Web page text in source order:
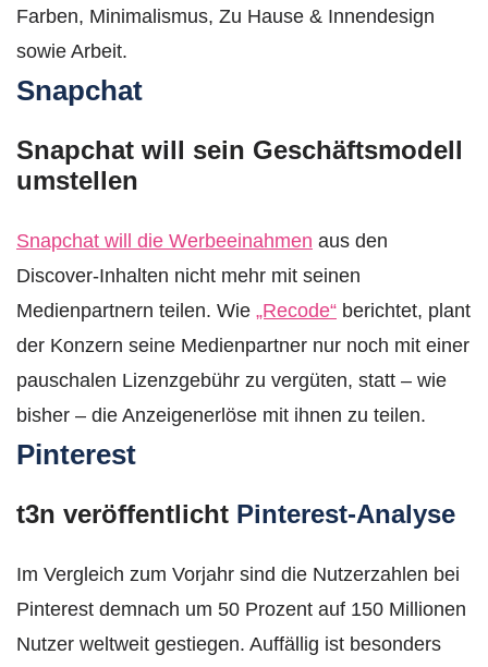
Farben, Minimalismus, Zu Hause & Innendesign
sowie Arbeit.
Snapchat
Snapchat will sein Geschäftsmodell
umstellen
Snapchat will die Werbeeinahmen aus den
Discover-Inhalten nicht mehr mit seinen
Medienpartnern teilen. Wie „Recode“ berichtet, plant
der Konzern seine Medienpartner nur noch mit einer
pauschalen Lizenzgebühr zu vergüten, statt – wie
bisher – die Anzeigenerlöse mit ihnen zu teilen.
Pinterest
t3n veröffentlicht Pinterest-Analyse
Im Vergleich zum Vorjahr sind die Nutzerzahlen bei
Pinterest demnach um 50 Prozent auf 150 Millionen
Nutzer weltweit gestiegen. Auffällig ist besonders